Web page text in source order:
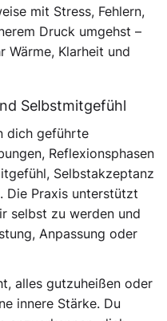
mit Stress, Fehlern,
Druck umgehst –
Wärme, Klarheit und
Selbstmitgefühl
dich geführte
Reflexionsphasen
Selbstakzeptanz
Die Praxis unterstützt
selbst zu werden und
Anpassung oder
alles gutzuheißen oder
innere Stärke. Du